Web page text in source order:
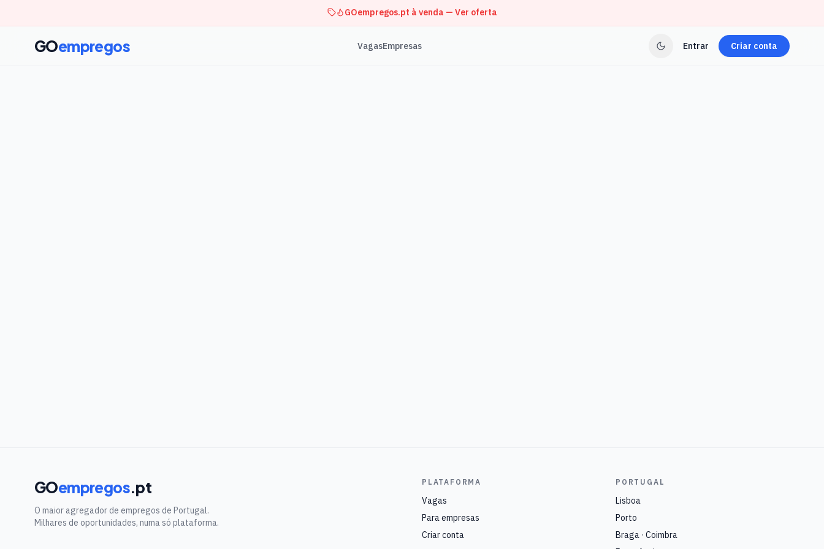
GOempregos.pt à venda — Ver oferta
GOempregos VagasEmpresas Entrar Criar conta
GOempregos.pt
O maior agregador de empregos de Portugal.
Milhares de oportunidades, numa só plataforma.
PLATAFORMA
Vagas
Para empresas
Criar conta
PORTUGAL
Lisboa
Porto
Braga · Coimbra